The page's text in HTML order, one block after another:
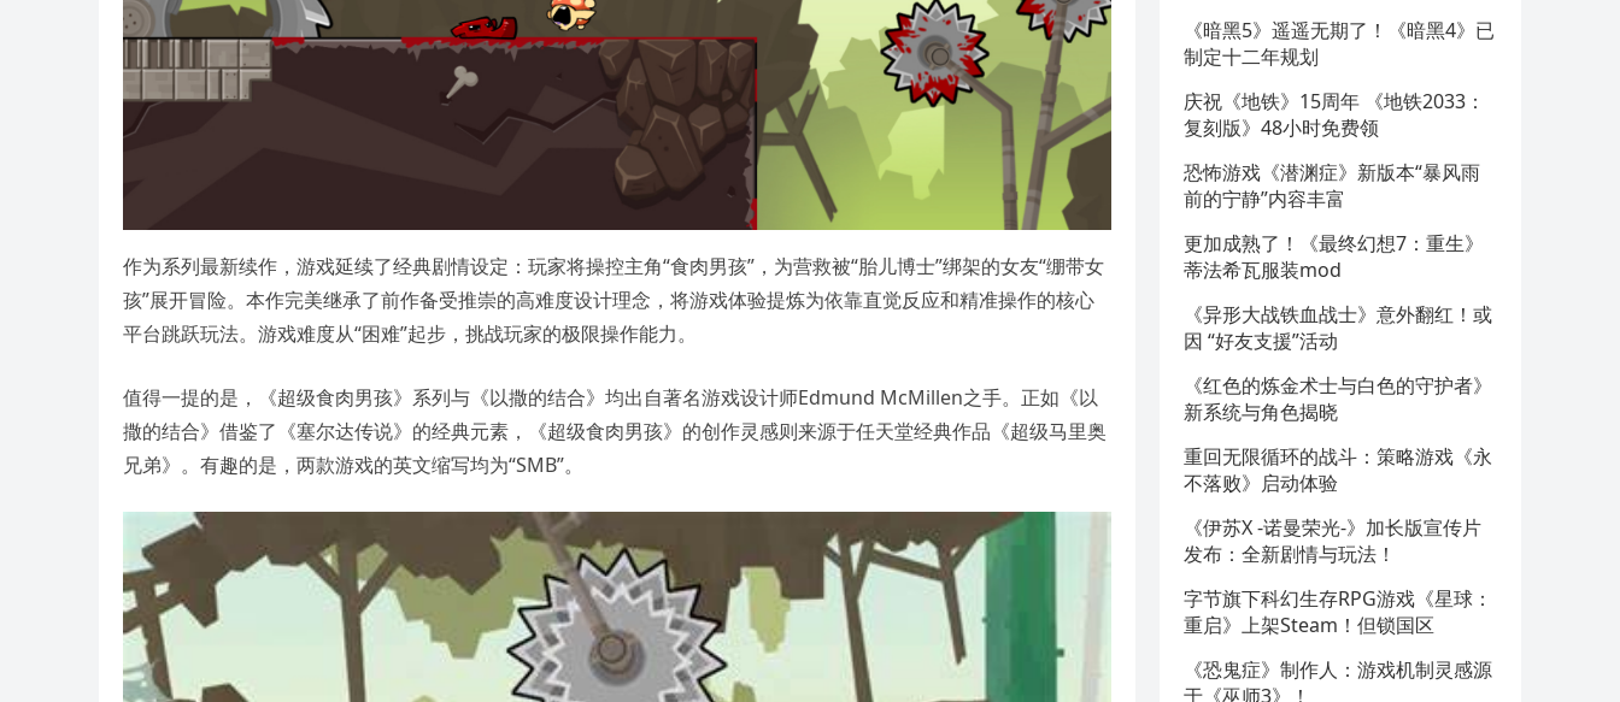
作为系列最新续作，游戏延续了经典剧情设定：玩家将操控主角“食肉男孩”，为营救被“胎儿博士”绑架的女友“绷带女
孩”展开冒险。本作完美继承了前作备受推崇的高难度设计理念，将游戏体验提炼为依靠直觉反应和精准操作的核心
平台跳跃玩法。游戏难度从“困难”起步，挑战玩家的极限操作能力。
值得一提的是，《超级食肉男孩》系列与《以撒的结合》均出自著名游戏设计师Edmund McMillen之手。正如《以
撒的结合》借鉴了《塞尔达传说》的经典元素，《超级食肉男孩》的创作灵感则来源于任天堂经典作品《超级马里奥
兄弟》。有趣的是，两款游戏的英文缩写均为“SMB”。
《暗黑5》遥遥无期了！《暗黑4》已
制定十二年规划
庆祝《地铁》15周年 《地铁2033：
复刻版》48小时免费领
恐怖游戏《潜渊症》新版本“暴风雨
前的宁静”内容丰富
更加成熟了！《最终幻想7：重生》
蒂法希瓦服装mod
《异形大战铁血战士》意外翻红！或
因 “好友支援”活动
《红色的炼金术士与白色的守护者》
新系统与角色揭晓
重回无限循环的战斗：策略游戏《永
不落败》启动体验
《伊苏X -诺曼荣光-》加长版宣传片
发布：全新剧情与玩法！
字节旗下科幻生存RPG游戏《星球：
重启》上架Steam！但锁国区
《恐鬼症》制作人：游戏机制灵感源
于《巫师3》！